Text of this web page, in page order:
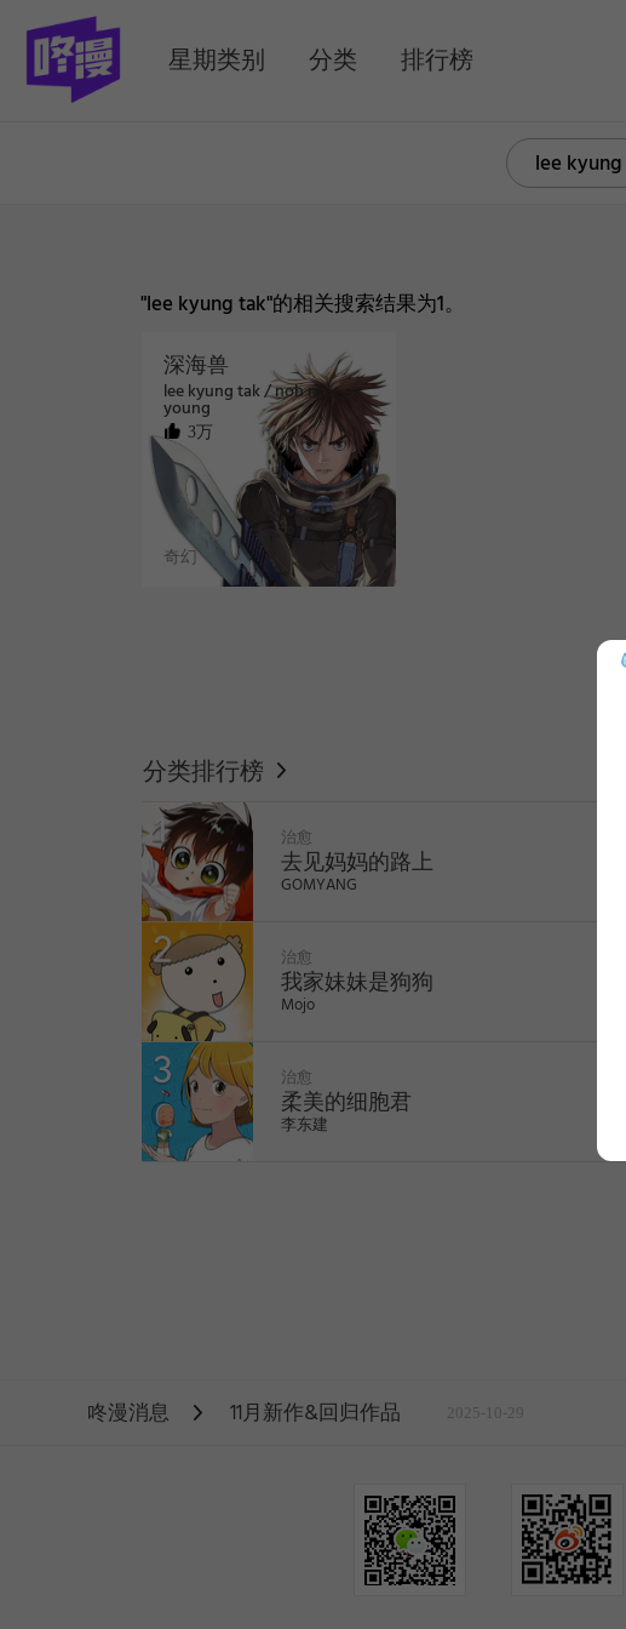
星期类别 分类 排行榜
"lee kyung tak"的相关搜索结果为1。
深海兽
lee kyung tak / noh mi
young
like
3万
奇幻
分类排行榜
1
治愈
去见妈妈的路上
GOMYANG
治愈
我家妹妹是狗狗
Mojo
治愈
柔美的细胞君
李东建
咚漫消息 11月新作&回归作品 2025-10-29